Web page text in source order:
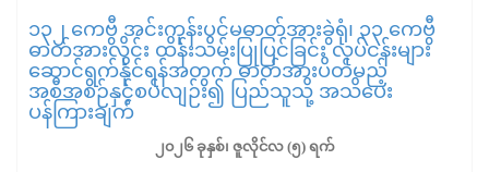
၁၃၂ ကေဗွီ အင်းကုန်းပင်မဓာတ်အားခွဲရုံ၊ ၃၃ ကေဗွီ
ဓာတ်အားလိုင်း ထိန်းသိမ်းပြုပြင်ခြင်း လုပ်ငန်းများ
ဆောင်ရွက်နိုင်ရန်အတွက် ဓာတ်အားပိတ်မည့်
အစီအစဉ်နှင့်စပ်လျဉ်း၍ ပြည်သူသို့ အသိပေး
ပန်ကြားချက်
၂၀၂၆ ခုနှစ်၊ ဇူလိုင်လ (၅) ရက်